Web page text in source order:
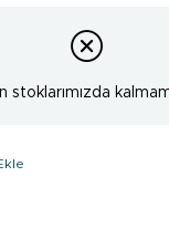
stoklarımızda